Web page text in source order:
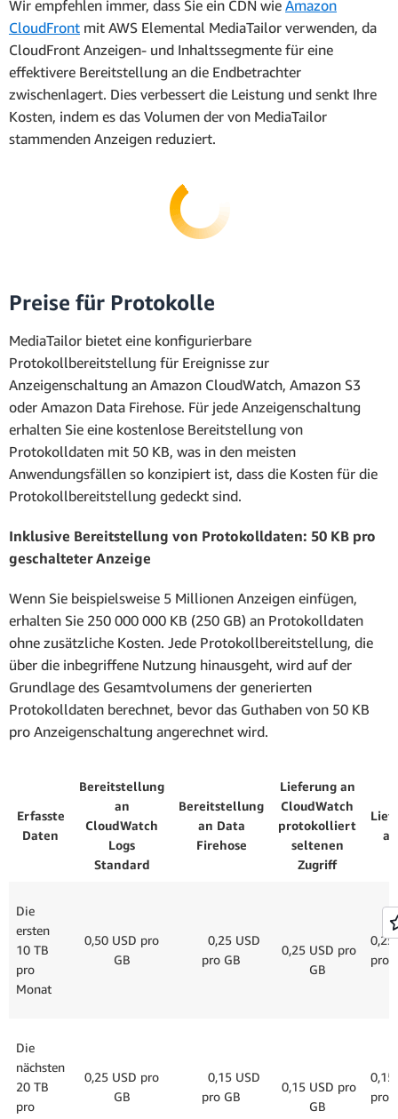
Wir empfehlen immer, dass Sie ein CDN wie Amazon
CloudFront mit AWS Elemental MediaTailor verwenden, da
CloudFront Anzeigen- und Inhaltssegmente für eine
effektivere Bereitstellung an die Endbetrachter
zwischenlagert. Dies verbessert die Leistung und senkt Ihre
Kosten, indem es das Volumen der von MediaTailor
stammenden Anzeigen reduziert.
Preise für Protokolle
MediaTailor bietet eine konfigurierbare
Protokollbereitstellung für Ereignisse zur
Anzeigenschaltung an Amazon CloudWatch, Amazon S3
oder Amazon Data Firehose. Für jede Anzeigenschaltung
erhalten Sie eine kostenlose Bereitstellung von
Protokolldaten mit 50 KB, was in den meisten
Anwendungsfällen so konzipiert ist, dass die Kosten für die
Protokollbereitstellung gedeckt sind.
Inklusive Bereitstellung von Protokolldaten: 50 KB pro
geschalteter Anzeige
Wenn Sie beispielsweise 5 Millionen Anzeigen einfügen,
erhalten Sie 250 000 000 KB (250 GB) an Protokolldaten
ohne zusätzliche Kosten. Jede Protokollbereitstellung, die
über die inbegriffene Nutzung hinausgeht, wird auf der
Grundlage des Gesamtvolumens der generierten
Protokolldaten berechnet, bevor das Guthaben von 50 KB
pro Anzeigenschaltung angerechnet wird.
Erfasste
Daten
Bereitstellung
an
CloudWatch
Logs
Standard
Bereitstellung
an Data
Firehose
Lieferung an
CloudWatch
protokolliert
seltenen
Zugriff
Die
ersten
10 TB
pro
Monat
0,50 USD pro
GB
0,25 USD
pro GB
0,25 USD pro
GB
0,25
pro
Die
nächsten
20 TB
pro
0,25 USD pro
GB
0,15 USD
pro GB
0,15 USD pro
GB
0,15
pro